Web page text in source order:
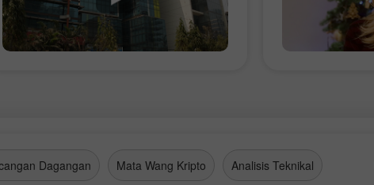
Dagangan Mata Wang Kripto Analisis Teknikal